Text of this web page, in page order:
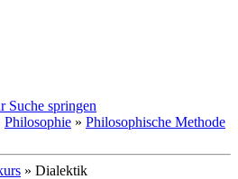
Suche springen
Philosophie » Philosophische Methode
» Dialektik